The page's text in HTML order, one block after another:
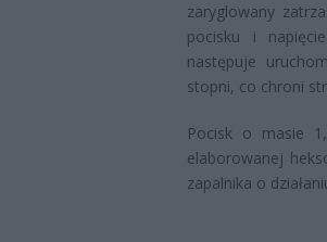
zaryglowany
pocisku i
następuje
stopni, co chroni
Pocisk o masie
elaborowanej
zapalnika o